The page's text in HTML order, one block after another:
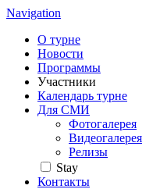
Navigation
О турне
Новости
Программы
Участники
Календарь турне
Для СМИ
Фотогалерея
Видеогалерея
Релизы
Stay
Контакты